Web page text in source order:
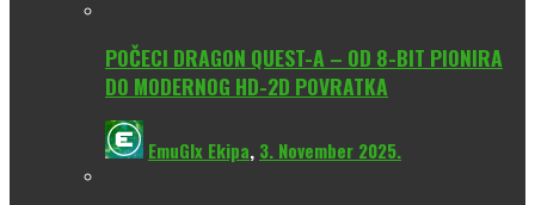
POČECI DRAGON QUEST-A – OD 8-BIT PIONIRA
DO MODERNOG HD-2D POVRATKA
EmuGlx Ekipa, 3. November 2025.